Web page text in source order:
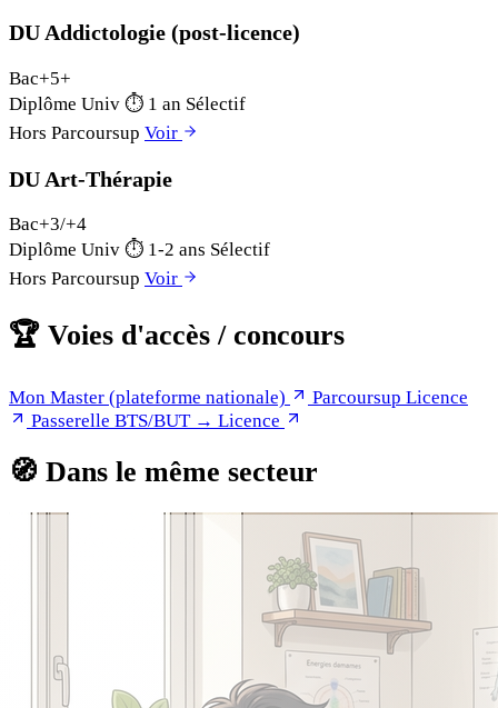
DU Addictologie (post-licence)
Bac+5+
Diplôme Univ ⏱ 1 an Sélectif
Hors Parcoursup Voir
DU Art-Thérapie
Bac+3/+4
Diplôme Univ ⏱ 1-2 ans Sélectif
Hors Parcoursup Voir
🏆 Voies d'accès / concours
Mon Master (plateforme nationale)
Parcoursup Licence
Passerelle BTS/BUT → Licence
🧭 Dans le même secteur